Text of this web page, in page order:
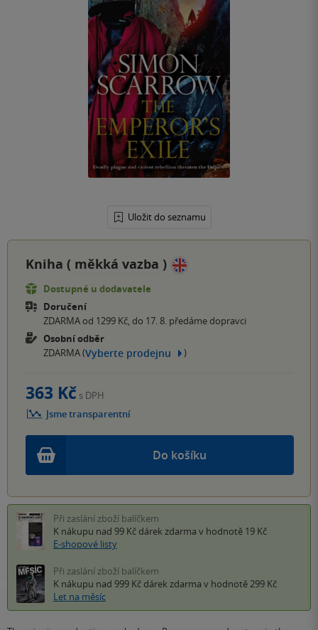
Uložit do seznamu
Kniha ( měkká vazba )
Dostupné u dodavatele
Doručení
ZDARMA od 1299 Kč, do 17. 8. předáme dopravci
Osobní odběr
ZDARMA (Vyberte prodejnu )
Do košíku
363 Kč s DPH
Jsme transparentní
Při zaslání zboží balíčkem
K nákupu nad 99 Kč dárek zdarma v hodnotě 19 Kč
E-shopové listy
Při zaslání zboží balíčkem
K nákupu nad 999 Kč dárek zdarma v hodnotě 299 Kč
Let na měsíc